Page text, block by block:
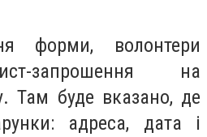
форми, волонтери
запрошення на
Там буде вказано, де
адреса, дата і